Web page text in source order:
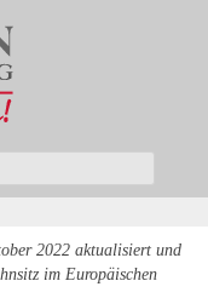
2022 aktualisiert und
im Europäischen